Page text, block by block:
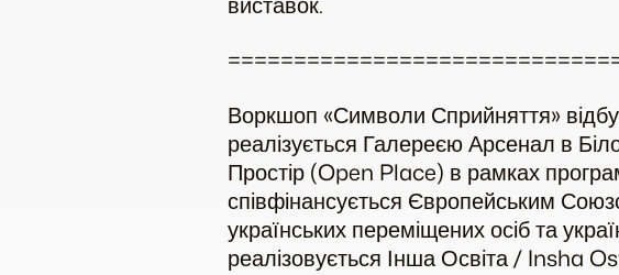
Воркшоп «Символи Сприйняття»
реалізується Галереєю Арсенал в
Простір (Open Place) в рамках
співфінансується Європейським
українських переміщених осіб та
реалізовується Інша Освіта / Insha